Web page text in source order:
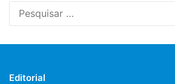
Editorial